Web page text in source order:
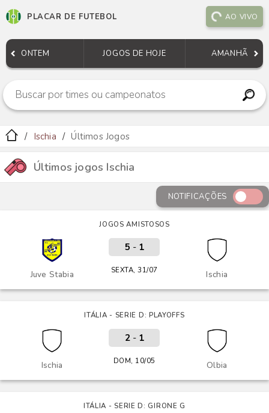
PLACAR DE FUTEBOL AO VIVO
ONTEM JOGOS DE HOJE AMANHÃ
Ischia Últimos Jogos
Últimos jogos Ischia
NOTIFICAÇÕES
JOGOS AMISTOSOS
Juve Stabia Ischia
5 - 1
SEXTA, 31/07
ITÁLIA - SERIE D: PLAYOFFS
Ischia Olbia
2- 1
DOM, 10/05
ITÁLIA - SERIE D: GIRONE G